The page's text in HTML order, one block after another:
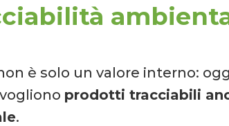
è solo un valore interno:
prodotti tracciabili
.